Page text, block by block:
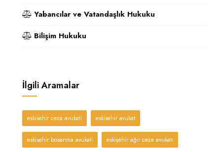
Yabancılar ve Vatandaşlık Hukuku
Bilişim Hukuku
İlgili Aramalar
eskisehir ceza avukati eskisehir avukat
eskisehir bosanma avukati eskişehir ağır ceza avukatı